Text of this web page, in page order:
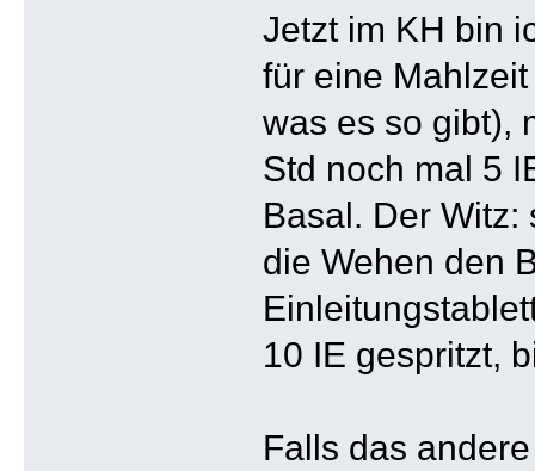
Jetzt im KH bin
für eine
was es so gibt),
Std noch mal 5
Basal. Der
die Wehen den
10 IE gespritzt,
Falls das